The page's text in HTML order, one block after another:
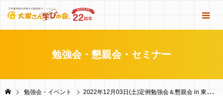
勉強会・懇親会・セミナー
勉強会・イベント 2022年12月03日(土)定例勉強会＆懇親会 in 東京・池袋＆ZOOM